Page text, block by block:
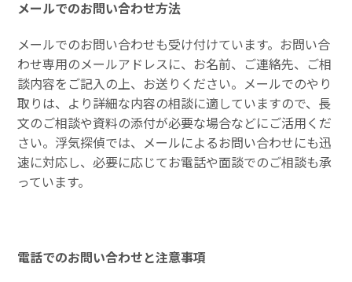
メールでのお問い合わせ方法
メールでのお問い合わせも受け付けています。お問い合
わせ専用のメールアドレスに、お名前、ご連絡先、ご相
談内容をご記入の上、お送りください。メールでのやり
取りは、より詳細な内容の相談に適していますので、長
文のご相談や資料の添付が必要な場合などにご活用くだ
さい。浮気探偵では、メールによるお問い合わせにも迅
速に対応し、必要に応じてお電話や面談でのご相談も承
っています。
電話でのお問い合わせと注意事項